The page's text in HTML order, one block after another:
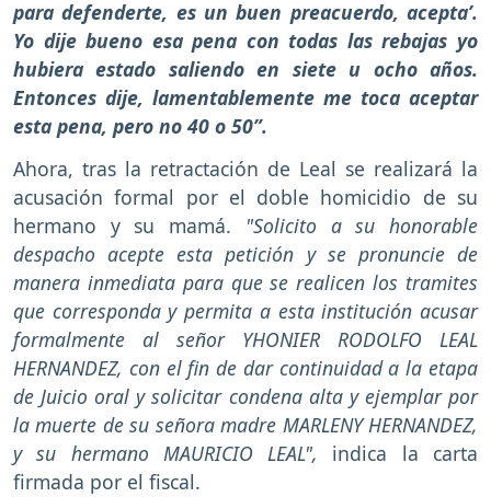
para defenderte, es un buen preacuerdo, acepta’.
Yo dije bueno esa pena con todas las rebajas yo
hubiera estado saliendo en siete u ocho años.
Entonces dije, lamentablemente me toca aceptar
esta pena, pero no 40 o 50”.
Ahora, tras la retractación de Leal se realizará la
acusación formal por el doble homicidio de su
hermano y su mamá. "Solicito a su honorable
despacho acepte esta petición y se pronuncie de
manera inmediata para que se realicen los tramites
que corresponda y permita a esta institución acusar
formalmente al señor YHONIER RODOLFO LEAL
HERNANDEZ, con el fin de dar continuidad a la etapa
de Juicio oral y solicitar condena alta y ejemplar por
la muerte de su señora madre MARLENY HERNANDEZ,
y su hermano MAURICIO LEAL", indica la carta
firmada por el fiscal.